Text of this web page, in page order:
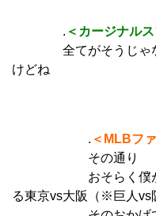
. ＜カージナル
全てがそうじゃなく
けどね
. ＜MLBフ
その通り
おそらく僕が観戦
る東京vs大阪（※巨人vs